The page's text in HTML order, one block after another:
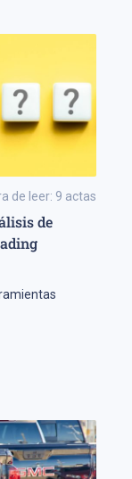
de leer: 9 actas
de